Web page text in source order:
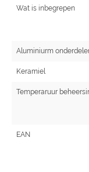
Wat is inbegrepen
Aluminiurm
Keramiel
Temperaruur
EAN